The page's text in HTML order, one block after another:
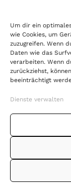
Um dir ein
wie Cookies, um
zuzugreifen. Wenn
Daten wie das
verarbeiten. Wenn
zurückziehst,
beeinträchtigt
Dienste verwalten
ERNST